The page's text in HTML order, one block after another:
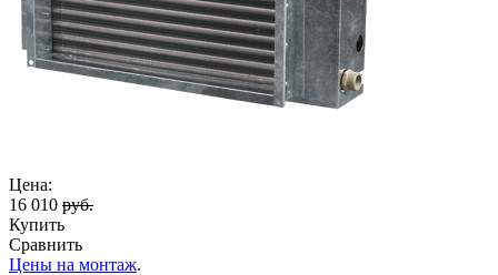
Цена:
16 010 руб.
Купить
Сравнить
Цены на монтаж.